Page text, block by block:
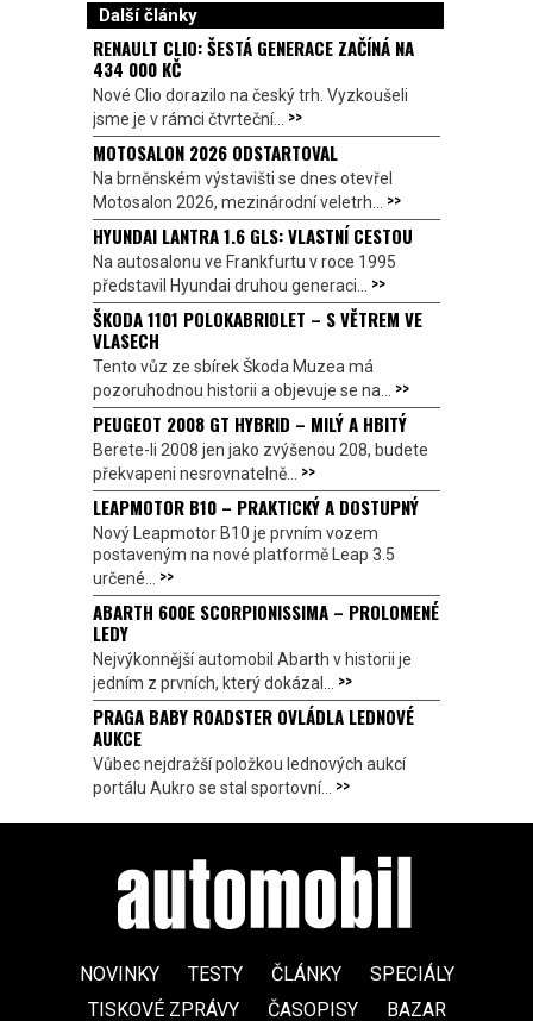
Další články
RENAULT CLIO: ŠESTÁ GENERACE ZAČÍNÁ NA
434 000 KČ
Nové Clio dorazilo na český trh. Vyzkoušeli
jsme je v rámci čtvrteční... >>
MOTOSALON 2026 ODSTARTOVAL
Na brněnském výstavišti se dnes otevřel
Motosalon 2026, mezinárodní veletrh... >>
HYUNDAI LANTRA 1.6 GLS: VLASTNÍ CESTOU
Na autosalonu ve Frankfurtu v roce 1995
představil Hyundai druhou generaci... >>
ŠKODA 1101 POLOKABRIOLET – S VĚTREM VE
VLASECH
Tento vůz ze sbírek Škoda Muzea má
pozoruhodnou historii a objevuje se na... >>
PEUGEOT 2008 GT HYBRID – MILÝ A HBITÝ
Berete-li 2008 jen jako zvýšenou 208, budete
překvapeni nesrovnatelně... >>
LEAPMOTOR B10 – PRAKTICKÝ A DOSTUPNÝ
Nový Leapmotor B10 je prvním vozem
postaveným na nové platformě Leap 3.5
určené... >>
ABARTH 600E SCORPIONISSIMA – PROLOMENÉ
LEDY
Nejvýkonnější automobil Abarth v historii je
jedním z prvních, který dokázal... >>
PRAGA BABY ROADSTER OVLÁDLA LEDNOVÉ
AUKCE
Vůbec nejdražší položkou lednových aukcí
portálu Aukro se stal sportovní... >>
NOVINKY TESTY ČLÁNKY
SPECIÁLY
TISKOVÉ ZPRÁVY
ČASOPISY BAZAR